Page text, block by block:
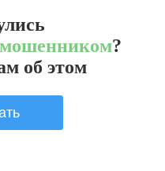
мошенником?
об этом